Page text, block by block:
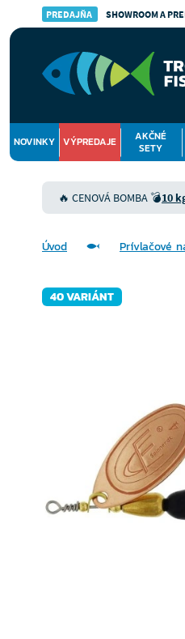
PREDAJŇA SHOWROOM A
NOVINKY VÝPREDAJE
AKČNÉ
SETY
🔥 CENOVÁ BOMBA 💣10
Úvod Prívlačové
40 VARIÁNT